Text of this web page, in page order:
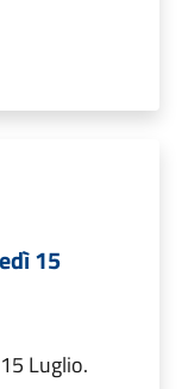
15
Luglio.